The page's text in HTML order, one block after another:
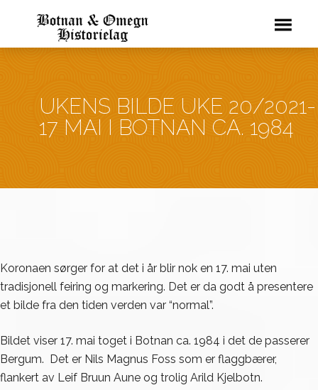
UKENS BILDE UKE 20/2021-
17 MAI I BOTNAN CA. 1984
Koronaen sørger for at det i år blir nok en 17. mai uten
tradisjonell feiring og markering. Det er da godt å presentere
et bilde fra den tiden verden var “normal”.
Bildet viser 17. mai toget i Botnan ca. 1984 i det de passerer
Bergum. Det er Nils Magnus Foss som er flaggbærer,
flankert av Leif Bruun Aune og trolig Arild Kjelbotn.